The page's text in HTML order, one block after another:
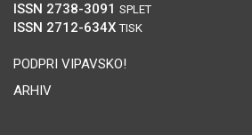
ISSN 2738-3091 SPLET
ISSN 2712-634XTISK
PODPRI VIPAVSKO!
ARHIV